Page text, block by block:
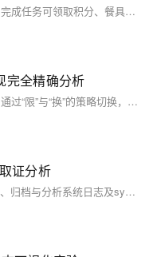
SelectDB 实现日志高效存储与实时分析，完成任务可领取积分、餐具套装/水杯/帆布包！
完全精确分析
SLS 全新推出的「SQL 完全精确」模式，通过“限”与“换”的策略切换，在快速分析与精确计算之间实现平衡，满足用户对于超大数据规模分析结果精确的刚性需求。标志着其在超大规模日志数据分析领域再次迈出了重要的一步。
证分析
EventLog Analyzer助力企业通过集中采集、归档与分析系统日志及syslog，快速构建“数字犯罪现场”，精准追溯安全事件根源。其强大搜索功能可秒级定位入侵时间、人员与路径，生成合规与取证报表，确保日志安全防篡改，大幅提升调查效率，为执法提供有力证据支持。